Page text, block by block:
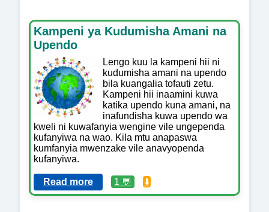
Kampeni ya Kudumisha Amani na
Upendo
Lengo kuu la kampeni hii ni
kudumisha amani na upendo
bila kuangalia tofauti zetu.
Kampeni hii inaamini kuwa
katika upendo kuna amani, na
inafundisha kuwa upendo wa
kweli ni kuwafanyia wengine vile ungependa
kufanyiwa na wao. Kila mtu anapaswa
kumfanyia mwenzake vile anavyopenda
kufanyiwa.
Read more 1 💬 ⬇️